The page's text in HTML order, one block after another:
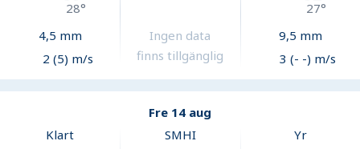
28°
4,5 mm
2 (5) m/s
Ingen data
finns tillgänglig
27°
9,5 mm
3 (- -) m/s
Fre 14 aug
Klart
SMHI Yr